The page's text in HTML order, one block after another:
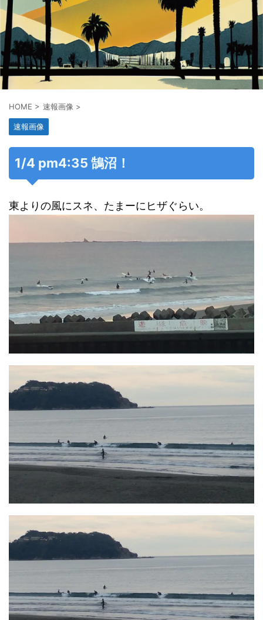
HOME > 速報画像 >
速報画像
1/4 pm4:35 鵠沼！
東よりの風にスネ、たまーにヒザぐらい。